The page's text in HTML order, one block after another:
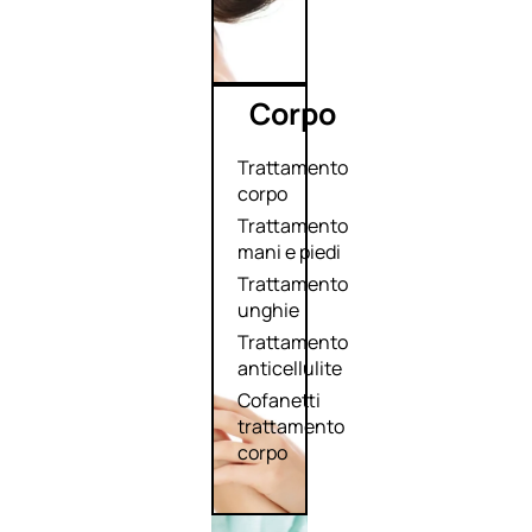
Corpo
Trattamento
corpo
Trattamento
mani e piedi
Trattamento
unghie
Trattamento
anticellulite
Cofanetti
trattamento
corpo